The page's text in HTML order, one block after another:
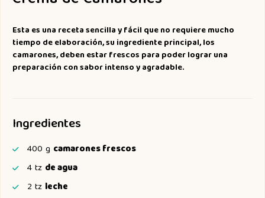
Esta es una receta sencilla y fácil que no requiere mucho
tiempo de elaboración, su ingrediente principal, los
camarones, deben estar frescos para poder lograr una
preparación con sabor intenso y agradable.
Ingredientes
400 g camarones frescos
4tz de agua
2 tz leche